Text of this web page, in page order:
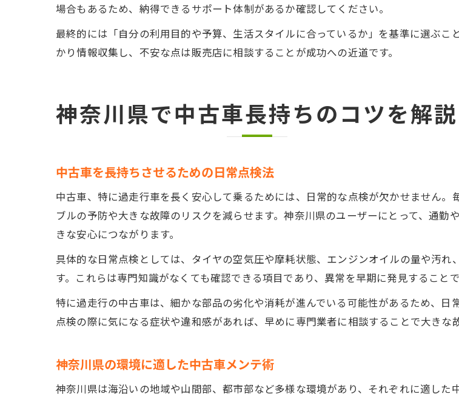
場合もあるため、納得できるサポート体制があるか確認してください。
最終的には「自分の利用目的や予算、生活スタイルに合っているか」を基準に選ぶ
かり情報収集し、不安な点は販売店に相談することが成功への近道です。
神奈川県で中古車長持ちのコツを解説
中古車を長持ちさせるための日常点検法
中古車、特に過走行車を長く安心して乗るためには、日常的な点検が欠かせません
ブルの予防や大きな故障のリスクを減らせます。神奈川県のユーザーにとって、通
きな安心につながります。
具体的な日常点検としては、タイヤの空気圧や摩耗状態、エンジンオイルの量や汚
す。これらは専門知識がなくても確認できる項目であり、異常を早期に発見すること
特に過走行の中古車は、細かな部品の劣化や消耗が進んでいる可能性があるため、日
点検の際に気になる症状や違和感があれば、早めに専門業者に相談することで大きな
神奈川県の環境に適した中古車メンテ術
神奈川県は海沿いの地域や山間部、都市部など多様な環境があり、それぞれに適し